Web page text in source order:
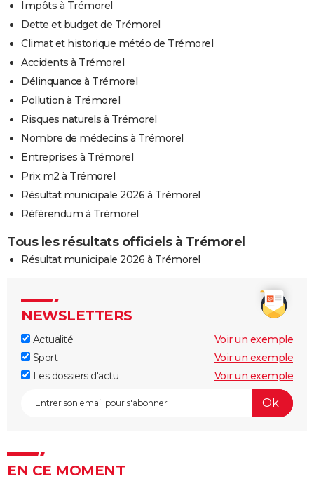
Impôts à Trémorel
Dette et budget de Trémorel
Climat et historique météo de Trémorel
Accidents à Trémorel
Délinquance à Trémorel
Pollution à Trémorel
Risques naturels à Trémorel
Nombre de médecins à Trémorel
Entreprises à Trémorel
Prix m2 à Trémorel
Résultat municipale 2026 à Trémorel
Référendum à Trémorel
Tous les résultats officiels à Trémorel
Résultat municipale 2026 à Trémorel
NEWSLETTERS
Actualité
Voir un exemple
Sport
Voir un exemple
Les dossiers d'actu
Voir un exemple
EN CE MOMENT